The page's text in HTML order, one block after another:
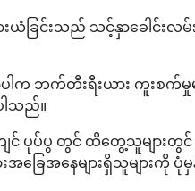
ယံခြင်းသည် သင့်နှာခေါင်းလမ်
ါက ဘက်တီးရီးယား ကူးစက်မှု
ါသည်။
င် ပုပ်ပွ တွင် ထိတွေ့သူများတွင်
ေအနေများရှိသူများကို ပုံ